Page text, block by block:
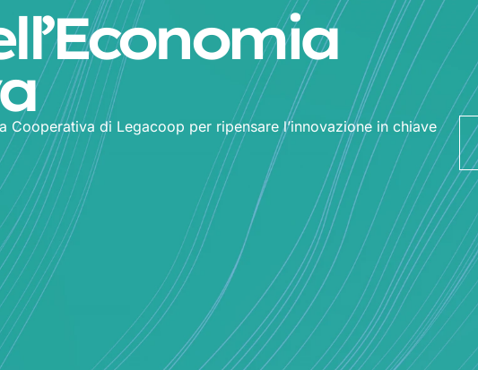
Cooperativa di Legacoop per ripensare l’innovazione in chiave